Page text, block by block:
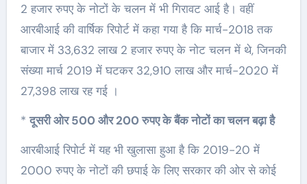
2 हजार रुपए के नोटों के चलन में भी गिरावट आई है। वहीं
आरबीआई की वार्षिक रिपोर्ट में कहा गया है कि मार्च-2018 तक
बाजार में 33,632 लाख 2 हजार रुपए के नोट चलन में थे, जि‍नकी
संख्‍या मार्च 2019 में घटकर 32,910 लाख और मार्च-2020 में
27,398 लाख रह गई ।
*दूसरी ओर 500 और 200 रुपए के बैंक नोटों का चलन बढ़ा है
आरबीआई रिपोर्ट में यह भी खुलासा हुआ है कि 2019-20 में
2000 रुपए के नोटों की छपाई के लिए सरकार की ओर से कोई